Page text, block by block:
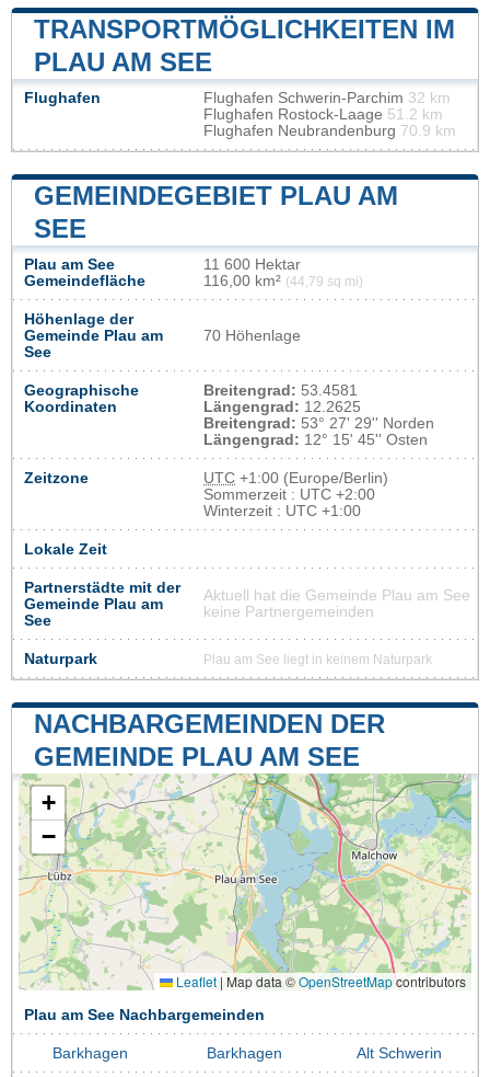
TRANSPORTMÖGLICHKEITEN IM
PLAU AM SEE
Flughafen Flughafen Schwerin-Parchim 32 km
Flughafen Rostock-Laage 51.2 km
Flughafen Neubrandenburg 70.9 km
GEMEINDEGEBIET PLAU AM
SEE
Plau am See
Gemeindefläche
11 600 Hektar
116,00 km² (44,79 sq mi)
Höhenlage der
Gemeinde Plau am
See
70 Höhenlage
Geographische
Koordinaten
Breitengrad: 53.4581
Längengrad: 12.2625
Breitengrad: 53° 27' 29'' Norden
Längengrad: 12° 15' 45'' Osten
Zeitzone UTC +1:00 (Europe/Berlin)
Sommerzeit : UTC +2:00
Winterzeit : UTC +1:00
Lokale Zeit
Partnerstädte mit der
Gemeinde Plau am
See
Aktuell hat die Gemeinde Plau am See
keine Partnergemeinden
Naturpark Plau am See liegt in keinem Naturpark
NACHBARGEMEINDEN DER
GEMEINDE PLAU AM SEE
+
−
Leaflet | Map data ©OpenStreetMapcontributors
Plau am See Nachbargemeinden
Barkhagen Barkhagen Alt Schwerin